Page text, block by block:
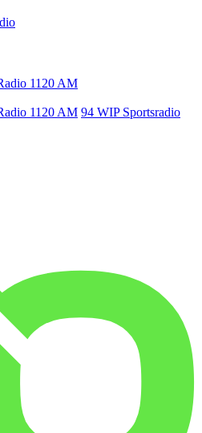
1120 AM
1120 AM 94 WIP Sportsradio